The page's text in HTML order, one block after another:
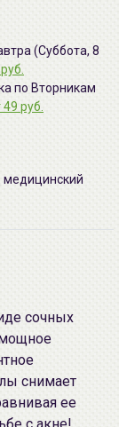
(Суббота, 8
по Вторникам
руб.
медицинский
сочных
снимает
ее